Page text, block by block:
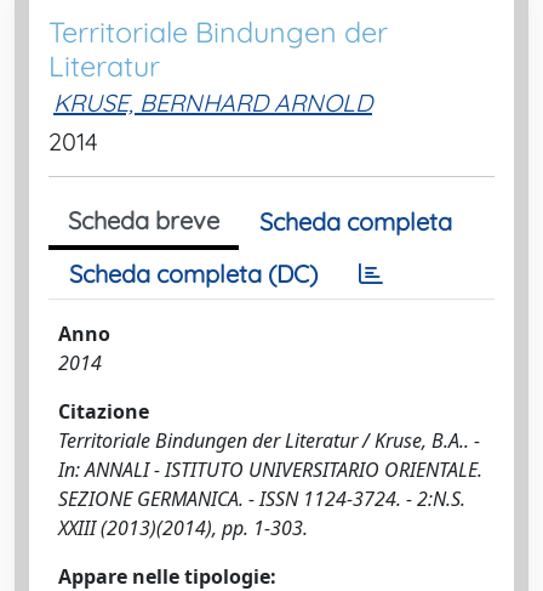
Territoriale Bindungen der
Literatur
KRUSE, BERNHARD ARNOLD
2014
Scheda breve
Scheda completa
Scheda completa (DC)
Anno
2014
Citazione
Territoriale Bindungen der Literatur / Kruse, B.A.. -
In: ANNALI - ISTITUTO UNIVERSITARIO ORIENTALE.
SEZIONE GERMANICA. - ISSN 1124-3724. - 2:N.S.
XXIII (2013)(2014), pp. 1-303.
Appare nelle tipologie: